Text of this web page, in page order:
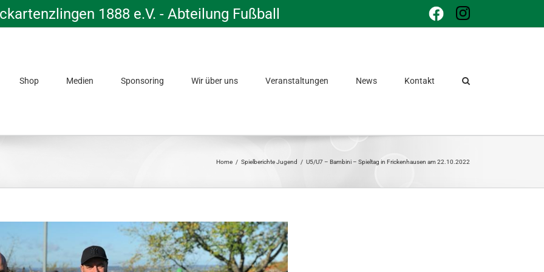
1888 e.V. - Abteilung Fußball FacebookInstagram
Shop Medien Sponsoring Wir über uns Veranstaltungen News Kontakt
Home / Spielberichte Jugend / U5/U7 – Bambini – Spieltag in Frickenhausen am 22.10.2022